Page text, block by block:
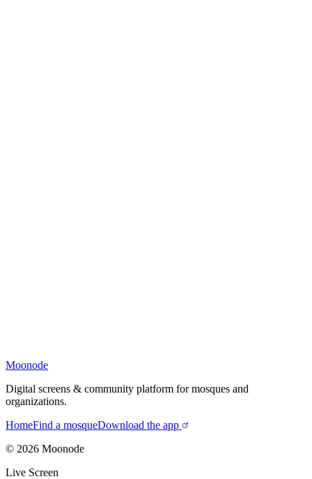
Moonode
Digital screens & community platform for mosques and
organizations.
HomeFind a mosqueDownload the app
© 2026 Moonode
Live Screen